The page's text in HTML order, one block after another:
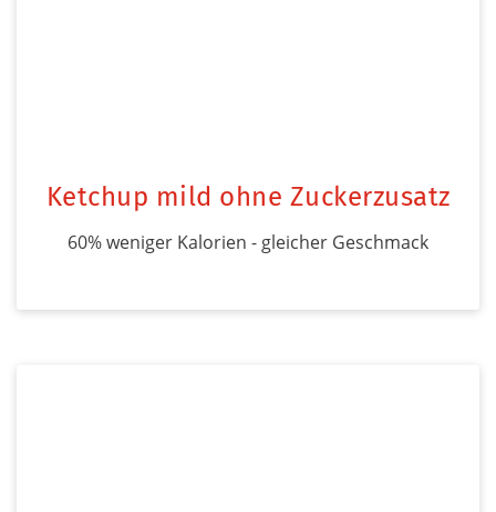
Ketchup mild ohne Zuckerzusatz
60% weniger Kalorien - gleicher Geschmack